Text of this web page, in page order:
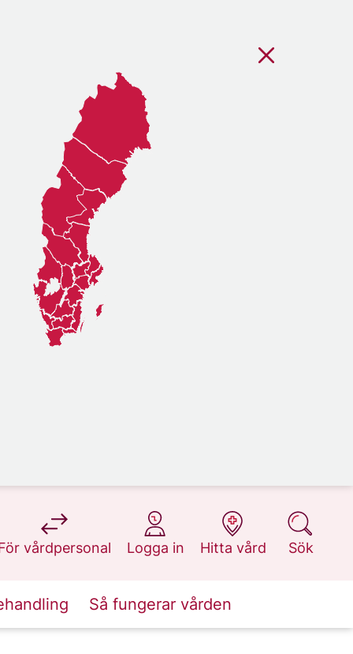
vårdpersonal
på 1177.se
Logga in
på 1177.se
Hitta vård
på 1177.se
Sök
på 1177.se
Så fungerar vården